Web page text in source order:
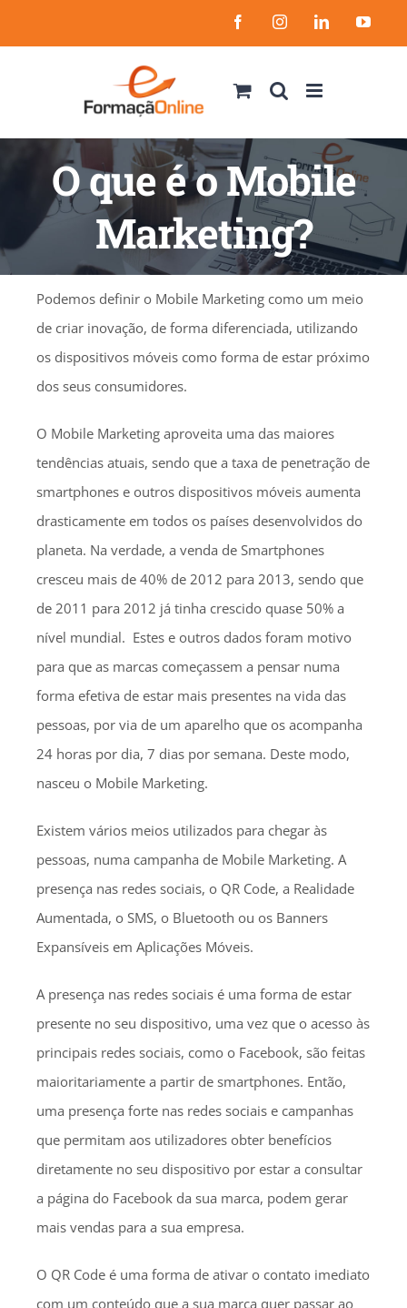
to
FacebookInstagramLinkedIn
O que é o Mobile
Marketing?
Podemos definir o Mobile Marketing como um meio
de criar inovação, de forma diferenciada, utilizando
os dispositivos móveis como forma de estar próximo
dos seus consumidores.
O Mobile Marketing aproveita uma das maiores
tendências atuais, sendo que a taxa de penetração de
smartphones e outros dispositivos móveis aumenta
drasticamente em todos os países desenvolvidos do
planeta. Na verdade, a venda de Smartphones
cresceu mais de 40% de 2012 para 2013, sendo que
de 2011 para 2012 já tinha crescido quase 50% a
nível mundial. Estes e outros dados foram motivo
para que as marcas começassem a pensar numa
forma efetiva de estar mais presentes na vida das
pessoas, por via de um aparelho que os acompanha
24 horas por dia, 7 dias por semana. Deste modo,
nasceu o Mobile Marketing.
Existem vários meios utilizados para chegar às
pessoas, numa campanha de Mobile Marketing. A
presença nas redes sociais, o QR Code, a Realidade
Aumentada, o SMS, o Bluetooth ou os Banners
Expansíveis em Aplicações Móveis.
A presença nas redes sociais é uma forma de estar
presente no seu dispositivo, uma vez que o acesso às
principais redes sociais, como o Facebook, são feitas
maioritariamente a partir de smartphones. Então,
uma presença forte nas redes sociais e campanhas
que permitam aos utilizadores obter benefícios
diretamente no seu dispositivo por estar a consultar
a página do Facebook da sua marca, podem gerar
mais vendas para a sua empresa.
O QR Code é uma forma de ativar o contato imediato
com um conteúdo que a sua marca quer passar ao